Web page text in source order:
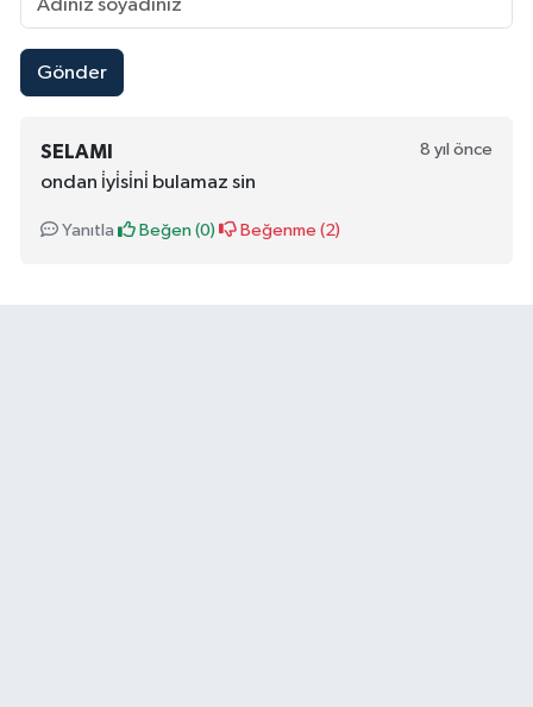
Gönder
SELAMI 8 yıl önce
ondan i̇yi̇si̇ni̇ bulamaz sin
Yanıtla Beğen (0) Beğenme (2)